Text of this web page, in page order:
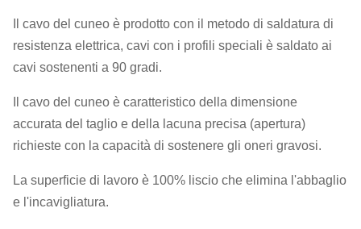
Il cavo del cuneo è prodotto con il metodo di saldatura di
resistenza elettrica, cavi con i profili speciali è saldato ai
cavi sostenenti a 90 gradi.
Il cavo del cuneo è caratteristico della dimensione
accurata del taglio e della lacuna precisa (apertura)
richieste con la capacità di sostenere gli oneri gravosi.
La superficie di lavoro è 100% liscio che elimina l'abbaglio
e l'incavigliatura.